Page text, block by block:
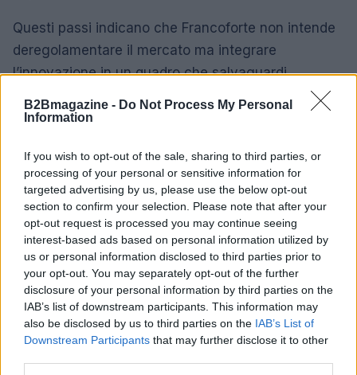
B2Bmagazine - Do Not Process My Personal
Information
If you wish to opt-out of the sale, sharing to third parties, or
processing of your personal or sensitive information for
targeted advertising by us, please use the below opt-out
section to confirm your selection. Please note that after your
opt-out request is processed you may continue seeing
interest-based ads based on personal information utilized by
us or personal information disclosed to third parties prior to
your opt-out. You may separately opt-out of the further
disclosure of your personal information by third parties on the
IAB’s list of downstream participants. This information may
also be disclosed by us to third parties on the IAB’s List of
Downstream Participants that may further disclose it to other
Questi passi indicano che Francoforte non intende
deregolamentare il mercato ma integrare
l’innovazione in un quadro che salvaguardi
chiaro: l’Europa vuole innovare senza perdere il
finanziaria.
Conclusione: una modernizzazione con
guida pubblica
La notizia più importante non è semplicemente il
lancio di Appia, ma il cambio di paradigma: la
tokenizzazione viene trattata come una questione
infrastrutturale e strategica, non come un
fenomeno periferico. ConPontesl’Eurosistema
offre una risposta operativa a breve termine; con